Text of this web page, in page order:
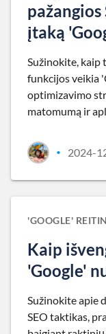
pažangios
įtaką
Sužinokite, kaip
funkcijos veikia
optimizavimo
matomumą ir
• 2024-
'GOOGLE'
Kaip
'Google'
Sužinokite apie
SEO taktikas,